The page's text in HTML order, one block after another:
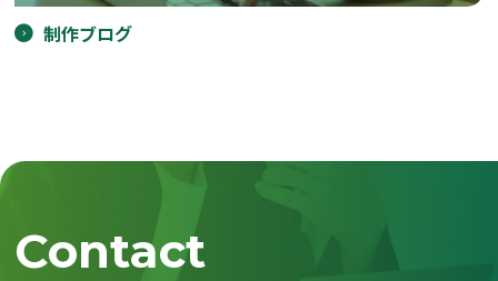
制作ブログ
Contact